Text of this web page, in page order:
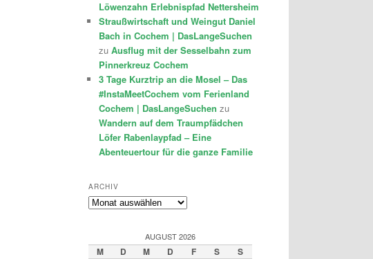
Löwenzahn Erlebnispfad Nettersheim
Straußwirtschaft und Weingut Daniel
Bach in Cochem | DasLangeSuchen
zu Ausflug mit der Sesselbahn zum
Pinnerkreuz Cochem
3 Tage Kurztrip an die Mosel – Das
#InstaMeetCochem vom Ferienland
Cochem | DasLangeSuchen zu
Wandern auf dem Traumpfädchen
Löfer Rabenlaypfad – Eine
Abenteuertour für die ganze Familie
ARCHIV
Archiv
AUGUST 2026
M D M D F S S